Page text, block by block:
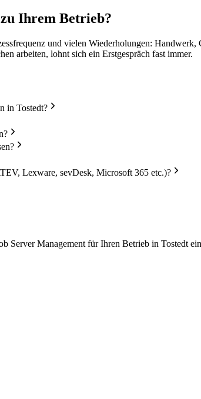
Ihrem Betrieb?
und vielen Wiederholungen:
arbeiten, lohnt sich ein Erstgespräch fast immer.
in Tostedt?
Lexware, sevDesk, Microsoft 365 etc.)?
Server Management für Ihren Betrieb in Tostedt